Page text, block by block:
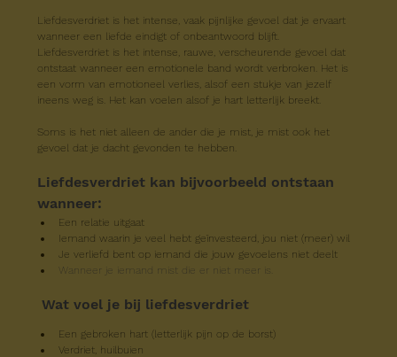
Liefdesverdriet is het intense, vaak pijnlijke gevoel dat je ervaart
wanneer een liefde eindigt of onbeantwoord blijft.
Liefdesverdriet is het intense, rauwe, verscheurende gevoel dat
ontstaat wanneer een emotionele band wordt verbroken. Het is
een vorm van emotioneel verlies, alsof een stukje van jezelf
ineens weg is. Het kan voelen alsof je hart letterlijk breekt.
Soms is het niet alleen de ander die je mist, je mist ook het
gevoel dat je dacht gevonden te hebben.
Liefdesverdriet kan bijvoorbeeld ontstaan
wanneer:
Een relatie uitgaat
Iemand waarin je veel hebt geïnvesteerd, jou niet (meer) wil
Je verliefd bent op iemand die jouw gevoelens niet deelt
Wanneer je iemand mist die er niet meer is.
Wat voel je bij liefdesverdriet
Een gebroken hart (letterlijk pijn op de borst)
Verdriet, huilbuien